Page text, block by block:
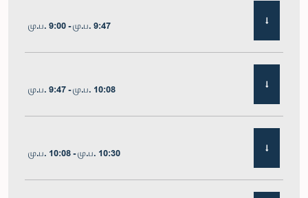
மு.ப. 9:00 - மு.ப. 9:47
மு.ப. 9:47 - மு.ப. 10:08
மு.ப. 10:08 - மு.ப. 10:30